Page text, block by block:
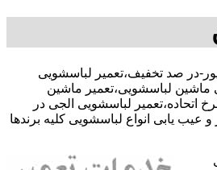
قلی پور-در صد تخفیف،تعمیر لباسشویی
ماشین لباسشویی،تعمیر ماشین
لباسشویی الجی در
یابی انواع لباسشویی کلیه برندها